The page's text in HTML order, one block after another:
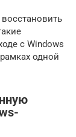
восстановить
с Windows
одной